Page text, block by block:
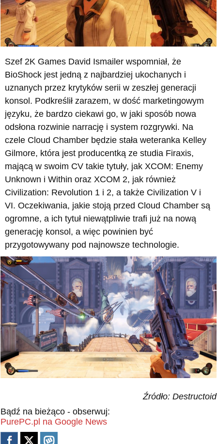
Szef 2K Games David Ismailer wspomniał, że
BioShock jest jedną z najbardziej ukochanych i
uznanych przez krytyków serii w zeszłej generacji
konsol. Podkreślił zarazem, w dość marketingowym
języku, że bardzo ciekawi go, w jaki sposób nowa
odsłona rozwinie narrację i system rozgrywki. Na
czele Cloud Chamber będzie stała weteranka Kelley
Gilmore, która jest producentką ze studia Firaxis,
mającą w swoim CV takie tytuły, jak XCOM: Enemy
Unknown i Within oraz XCOM 2, jak również
Civilization: Revolution 1 i 2, a także Civilization V i
VI. Oczekiwania, jakie stoją przed Cloud Chamber są
ogromne, a ich tytuł niewątpliwie trafi już na nową
generację konsol, a więc powinien być
przygotowywany pod najnowsze technologie.
Źródło: Destructoid
Bądź na bieżąco - obserwuj:
PurePC.pl na Google News